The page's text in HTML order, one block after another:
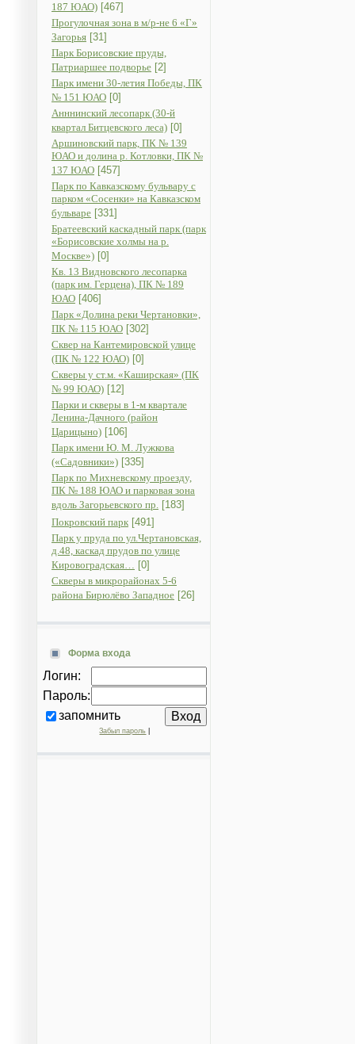
187 ЮАО) [467]
Прогулочная зона в м/р-не 6 «Г»
Загорья [31]
Парк Борисовские пруды,
Патриаршее подворье [2]
Парк имени 30-летия Победы, ПК
№ 151 ЮАО [0]
Анннинский лесопарк (30-й
квартал Битцевского леса) [0]
Аршиновский парк, ПК № 139
ЮАО и долина р. Котловки, ПК №
137 ЮАО [457]
Парк по Кавказскому бульвару с
парком «Сосенки» на Кавказском
бульваре [331]
Братеевский каскадный парк (парк
«Борисовские холмы на р.
Москве») [0]
Кв. 13 Видновского лесопарка
(парк им. Герцена), ПК № 189
ЮАО [406]
Парк «Долина реки Чертановки»,
ПК № 115 ЮАО [302]
Сквер на Кантемировской улице
(ПК № 122 ЮАО) [0]
Скверы у ст.м. «Каширская» (ПК
№ 99 ЮАО) [12]
Парки и скверы в 1-м квартале
Ленина-Дачного (район
Царицыно) [106]
Парк имени Ю. М. Лужкова
(«Садовники») [335]
Парк по Михневскому проезду,
ПК № 188 ЮАО и парковая зона
вдоль Загорьевского пр. [183]
Покровский парк [491]
Парк у пруда по ул.Чертановская,
д.48, каскад прудов по улице
Кировоградская… [0]
Скверы в микрорайонах 5-6
района Бирюлёво Западное [26]
Форма входа
Логин:
Пароль:
запомнить
Забыл пароль